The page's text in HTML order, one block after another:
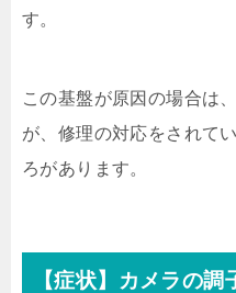
す。
この基盤が原因の場合は
が、修理の対応をされて
ろがあります。
【症状】カメラの調